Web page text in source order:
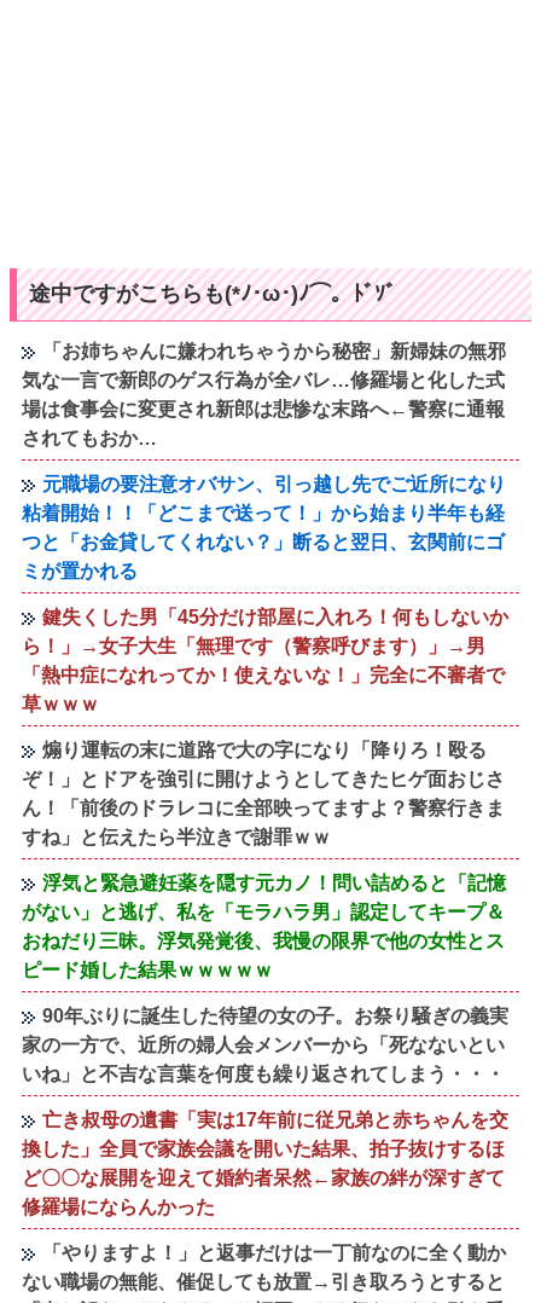
途中ですがこちらも(*ﾉ･ω･)ﾉ⌒。ﾄﾞｿﾞ
「お姉ちゃんに嫌われちゃうから秘密」新婦妹の無邪
気な一言で新郎のゲス行為が全バレ…修羅場と化した式
場は食事会に変更され新郎は悲惨な末路へ←警察に通報
されてもおか…
元職場の要注意オバサン、引っ越し先でご近所になり
粘着開始！！「どこまで送って！」から始まり半年も経
つと「お金貸してくれない？」断ると翌日、玄関前にゴ
ミが置かれる
鍵失くした男「45分だけ部屋に入れろ！何もしないか
ら！」→女子大生「無理です（警察呼びます）」→男
「熱中症になれってか！使えないな！」完全に不審者で
草ｗｗｗ
煽り運転の末に道路で大の字になり「降りろ！殴る
ぞ！」とドアを強引に開けようとしてきたヒゲ面おじさ
ん！「前後のドラレコに全部映ってますよ？警察行きま
すね」と伝えたら半泣きで謝罪ｗｗ
浮気と緊急避妊薬を隠す元カノ！問い詰めると「記憶
がない」と逃げ、私を「モラハラ男」認定してキープ＆
おねだり三昧。浮気発覚後、我慢の限界で他の女性とス
ピード婚した結果ｗｗｗｗｗ
90年ぶりに誕生した待望の女の子。お祭り騒ぎの義実
家の一方で、近所の婦人会メンバーから「死なないとい
いね」と不吉な言葉を何度も繰り返されてしまう・・・
亡き叔母の遺書「実は17年前に従兄弟と赤ちゃんを交
換した」全員で家族会議を開いた結果、拍子抜けするほ
ど〇〇な展開を迎えて婚約者呆然←家族の絆が深すぎて
修羅場にならんかった
「やりますよ！」と返事だけは一丁前なのに全く動か
ない職場の無能、催促しても放置→引き取ろうとすると